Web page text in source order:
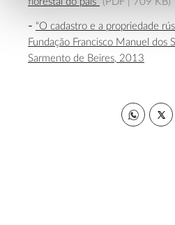
“O cadastro e a propriedade
Fundação Francisco Manuel dos
Sarmento de Beires, 2013